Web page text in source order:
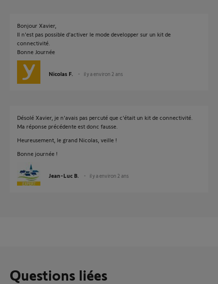
Bonjour Xavier,
Il n'est pas possible d'activer le mode developper sur un kit de
connectivité.
Bonne Journée
Nicolas F. il y a environ 2 ans
Désolé Xavier, je n'avais pas percuté que c'était un kit de connectivité.
Ma réponse précédente est donc fausse.
Heureusement, le grand Nicolas, veille !
Bonne journée !
Jean-Luc B. il y a environ 2 ans
Questions liées